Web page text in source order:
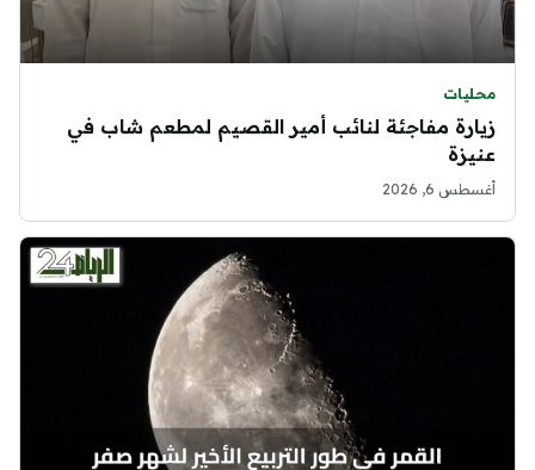
محليات
زيارة مفاجئة لنائب أمير القصيم لمطعم شاب في
عنيزة
أغسطس 6, 2026